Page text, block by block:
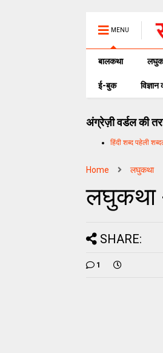
MENU
बालकथा
ई-बुक
अंग्रेज़ी वर्डल की
हिंदी शब्द पहेली
Home लघुकथा
लघुकथा
SHARE:
1